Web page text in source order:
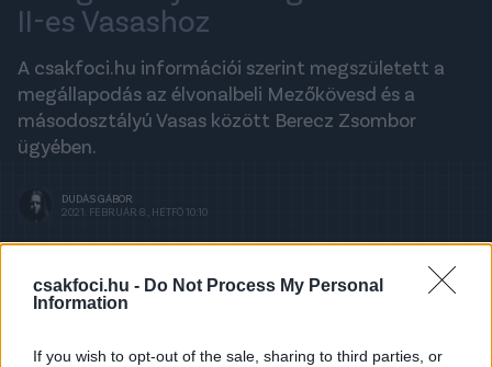
csakfoci.hu - Do Not Process My Personal
Information
If you wish to opt-out of the sale, sharing to third parties, or
II-es Vasashoz
A csakfoci.hu információi szerint megszületett a
megállapodás az élvonalbeli Mezőkövesd és a
másodosztályú Vasas között Berecz Zsombor
ügyében.
DUDÁS GÁBOR
2021. FEBRUÁR 8., HÉTFŐ 10:10
A legfrissebb hírekért kövess minket a
Honlapunk két héttel ezelőtt,elsőként számolt be